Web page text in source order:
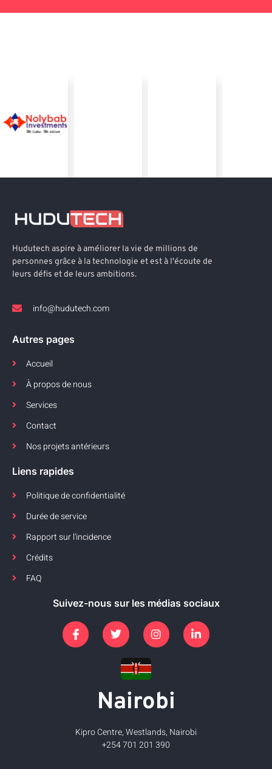
Hudutech aspire à améliorer la vie de millions de
personnes grâce à la technologie et est à l'écoute de
leurs défis et de leurs ambitions.
info@hudutech.com
Autres pages
Accueil
À propos de nous
Services
Contact
Nos projets antérieurs
Liens rapides
Politique de confidentialité
Durée de service
Rapport sur l'incidence
Crédits
FAQ
Suivez-nous sur les médias sociaux
Nairobi
Kipro Centre, Westlands, Nairobi
+254 701 201 390